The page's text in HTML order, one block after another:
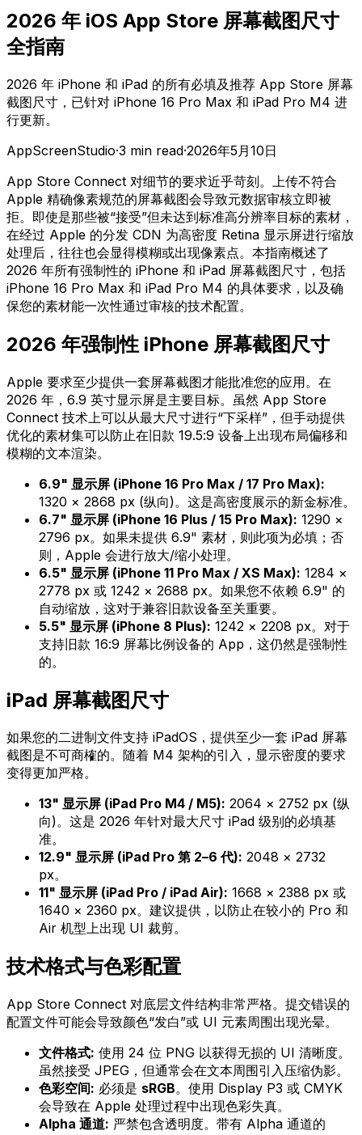
2026 年 iOS App Store 屏幕截图尺寸
全指南
2026 年 iPhone 和 iPad 的所有必填及推荐 App Store 屏幕
截图尺寸，已针对 iPhone 16 Pro Max 和 iPad Pro M4 进
行更新。
AppScreenStudio·3 min read·2026年5月10日
App Store Connect 对细节的要求近乎苛刻。上传不符合
Apple 精确像素规范的屏幕截图会导致元数据审核立即被
拒。即使是那些被“接受”但未达到标准高分辨率目标的素材，
在经过 Apple 的分发 CDN 为高密度 Retina 显示屏进行缩放
处理后，往往也会显得模糊或出现像素点。本指南概述了
2026 年所有强制性的 iPhone 和 iPad 屏幕截图尺寸，包括
iPhone 16 Pro Max 和 iPad Pro M4 的具体要求，以及确
保您的素材能一次性通过审核的技术配置。
2026 年强制性 iPhone 屏幕截图尺寸
Apple 要求至少提供一套屏幕截图才能批准您的应用。在
2026 年，6.9 英寸显示屏是主要目标。虽然 App Store
Connect 技术上可以从最大尺寸进行“下采样”，但手动提供
优化的素材集可以防止在旧款 19.5:9 设备上出现布局偏移和
模糊的文本渲染。
6.9" 显示屏 (iPhone 16 Pro Max / 17 Pro Max):
1320 × 2868 px (纵向)。这是高密度展示的新金标准。
6.7" 显示屏 (iPhone 16 Plus / 15 Pro Max): 1290 ×
2796 px。如果未提供 6.9" 素材，则此项为必填；否
则，Apple 会进行放大/缩小处理。
6.5" 显示屏 (iPhone 11 Pro Max / XS Max): 1284 ×
2778 px 或 1242 × 2688 px。如果您不依赖 6.9" 的
自动缩放，这对于兼容旧款设备至关重要。
5.5" 显示屏 (iPhone 8 Plus): 1242 × 2208 px。对于
支持旧款 16:9 屏幕比例设备的 App，这仍然是强制性
的。
iPad 屏幕截图尺寸
如果您的二进制文件支持 iPadOS，提供至少一套 iPad 屏幕
截图是不可商榷的。随着 M4 架构的引入，显示密度的要求
变得更加严格。
13" 显示屏 (iPad Pro M4 / M5): 2064 × 2752 px (纵
向)。这是 2026 年针对最大尺寸 iPad 级别的必填基
准。
12.9" 显示屏 (iPad Pro 第 2–6 代): 2048 × 2732
px。
11" 显示屏 (iPad Pro / iPad Air): 1668 × 2388 px 或
1640 × 2360 px。建议提供，以防止在较小的 Pro 和
Air 机型上出现 UI 裁剪。
技术格式与色彩配置
App Store Connect 对底层文件结构非常严格。提交错误的
配置文件可能会导致颜色“发白”或 UI 元素周围出现光晕。
文件格式: 使用 24 位 PNG 以获得无损的 UI 清晰度。
虽然接受 JPEG，但通常会在文本周围引入压缩伪影。
色彩空间: 必须是 sRGB。使用 Display P3 或 CMYK
会导致在 Apple 处理过程中出现色彩失真。
Alpha 通道: 严禁包含透明度。带有 Alpha 通道的